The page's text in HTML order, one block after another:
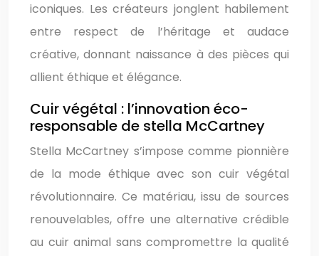
iconiques. Les créateurs jonglent habilement
entre respect de l’héritage et audace
créative, donnant naissance à des pièces qui
allient éthique et élégance.
Cuir végétal : l’innovation éco-
responsable de stella McCartney
Stella McCartney s’impose comme pionnière
de la mode éthique avec son cuir végétal
révolutionnaire. Ce matériau, issu de sources
renouvelables, offre une alternative crédible
au cuir animal sans compromettre la qualité